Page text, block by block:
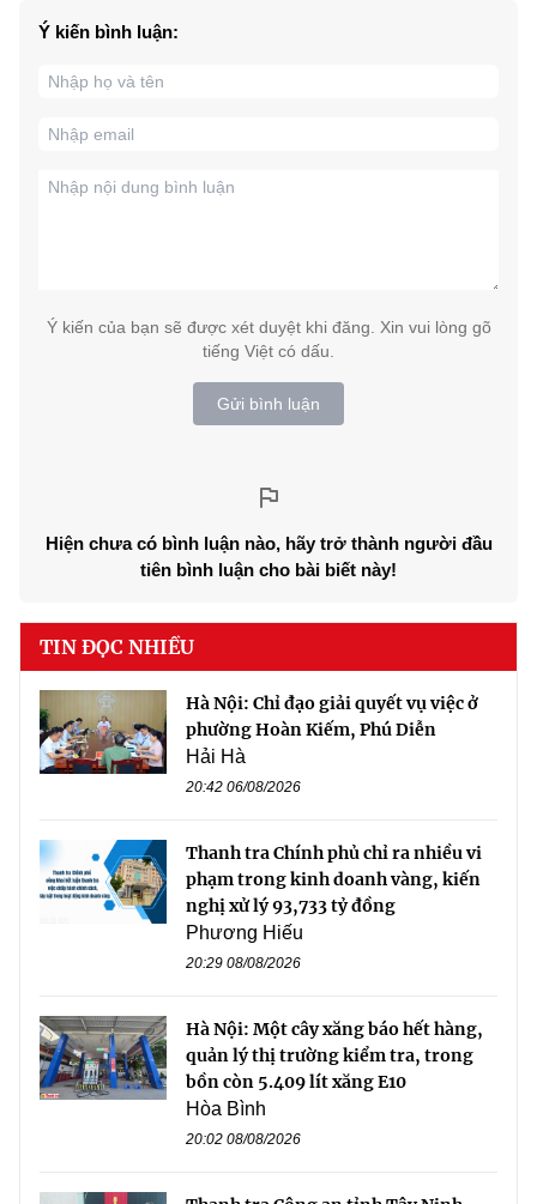
Ý kiến bình luận:
Ý kiến của bạn sẽ được xét duyệt khi đăng. Xin vui lòng gõ
tiếng Việt có dấu.
Gửi bình luận
Hiện chưa có bình luận nào, hãy trở thành người đầu
tiên bình luận cho bài biết này!
TIN ĐỌC NHIỀU
Hà Nội: Chỉ đạo giải quyết vụ việc ở
phường Hoàn Kiếm, Phú Diễn
Hải Hà
20:42 06/08/2026
Thanh tra Chính phủ chỉ ra nhiều vi
phạm trong kinh doanh vàng, kiến
nghị xử lý 93,733 tỷ đồng
Phương Hiếu
20:29 08/08/2026
Hà Nội: Một cây xăng báo hết hàng,
quản lý thị trường kiểm tra, trong
bồn còn 5.409 lít xăng E10
Hòa Bình
20:02 08/08/2026